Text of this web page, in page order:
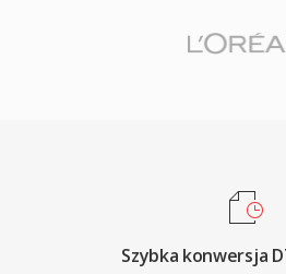
nosniki fizyczne lub
bezposrednio przez transfer
Windowsa i formatu WAV
wazny dla zachowania retro
Szybka konwersja